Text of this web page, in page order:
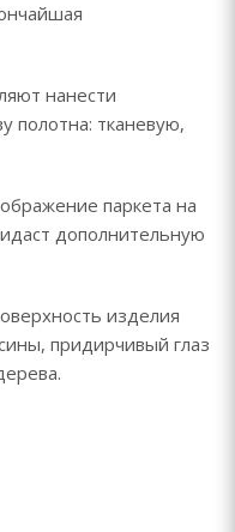
нанести
полотна: тканевую,
паркета на
дополнительную
изделия
придирчивый глаз